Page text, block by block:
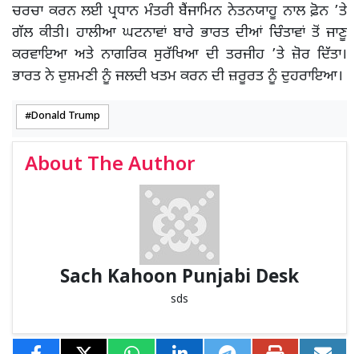
ਚਰਚਾ ਕਰਨ ਲਈ ਪ੍ਰਧਾਨ ਮੰਤਰੀ ਬੈਂਜਾਮਿਨ ਨੇਤਨਯਾਹੂ ਨਾਲ ਫ਼ੋਨ ’ਤੇ
ਗੱਲ ਕੀਤੀ। ਹਾਲੀਆ ਘਟਨਾਵਾਂ ਬਾਰੇ ਭਾਰਤ ਦੀਆਂ ਚਿੰਤਾਵਾਂ ਤੋਂ ਜਾਣੂ
ਕਰਵਾਇਆ ਅਤੇ ਨਾਗਰਿਕ ਸੁਰੱਖਿਆ ਦੀ ਤਰਜੀਹ ’ਤੇ ਜ਼ੋਰ ਦਿੱਤਾ।
ਭਾਰਤ ਨੇ ਦੁਸ਼ਮਣੀ ਨੂੰ ਜਲਦੀ ਖਤਮ ਕਰਨ ਦੀ ਜ਼ਰੂਰਤ ਨੂੰ ਦੁਹਰਾਇਆ।
Donald Trump
About The Author
Sach Kahoon Punjabi Desk
sds